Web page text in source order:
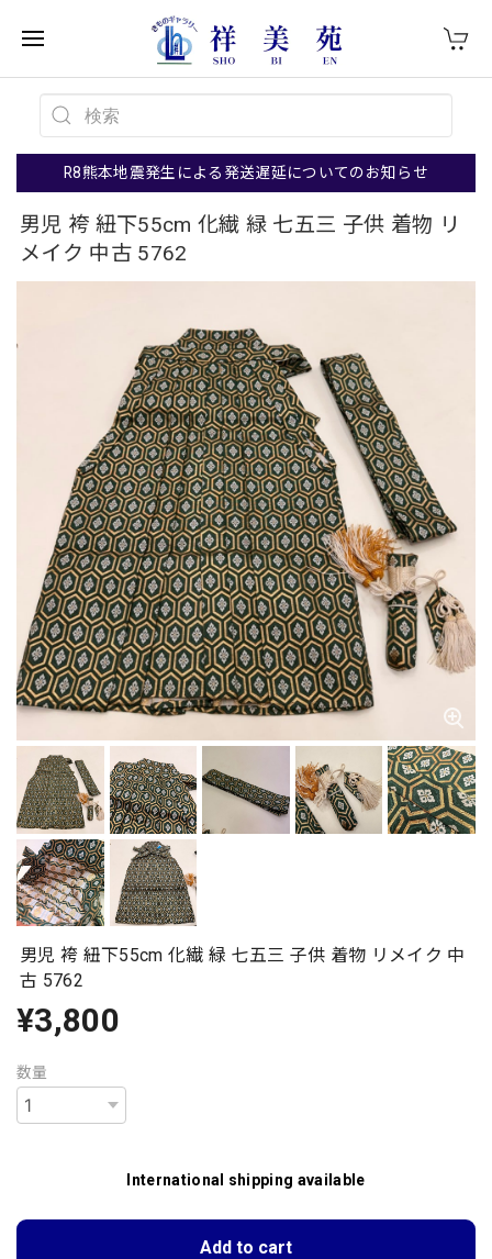
R8熊本地震発生による発送遅延についてのお知らせ
男児 袴 紐下55cm 化繊 緑 七五三 子供 着物 リ
メイク 中古 5762
男児 袴 紐下55cm 化繊 緑 七五三 子供 着物 リメイク 中
古 5762
¥3,800
数量
International shipping available
Add to cart